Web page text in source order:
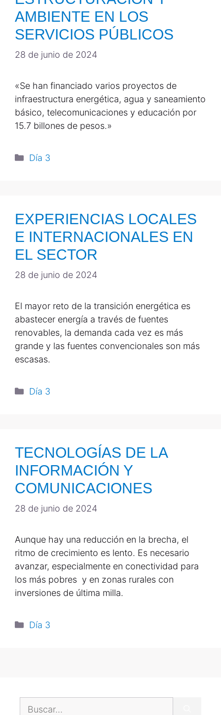
AMBIENTE EN LOS
SERVICIOS PÚBLICOS
28 de junio de 2024
«Se han financiado varios proyectos de
infraestructura energética, agua y saneamiento
básico, telecomunicaciones y educación por
15.7 billones de pesos.»
Día 3
EXPERIENCIAS LOCALES
E INTERNACIONALES EN
EL SECTOR
28 de junio de 2024
El mayor reto de la transición energética es
abastecer energía a través de fuentes
renovables, la demanda cada vez es más
grande y las fuentes convencionales son más
escasas.
Día 3
TECNOLOGÍAS DE LA
INFORMACIÓN Y
COMUNICACIONES
28 de junio de 2024
Aunque hay una reducción en la brecha, el
ritmo de crecimiento es lento. Es necesario
avanzar, especialmente en conectividad para
los más pobres y en zonas rurales con
inversiones de última milla.
Día 3